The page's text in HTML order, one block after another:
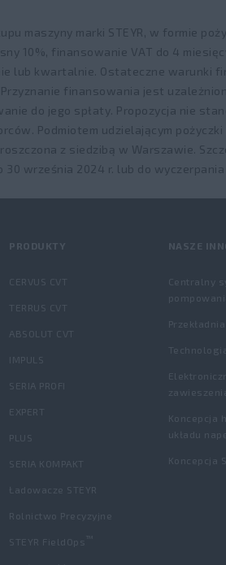
maszyny marki STEYR, w formie
10%, finansowanie VAT do 4
lub kwartalnie. Ostateczne warunki
finansowania jest
do jego spłaty. Propozycja nie
Podmiotem udzielającym
z siedzibą w Warszawie.
30 września 2024 r. lub do wyczerpania
PRODUKTY
CERVUS CVT
TERRUS CVT
ABSOLUT CVT
IMPULS
SERIA PROFI
EXPERT
PLUS
SERIA KOMPAKT
Ładowacze STEYR
Rolnictwo Precyzyjne
STEYR FieldOps ™
NASZE
Centralny
Koncepcja
układu
Koncepcja